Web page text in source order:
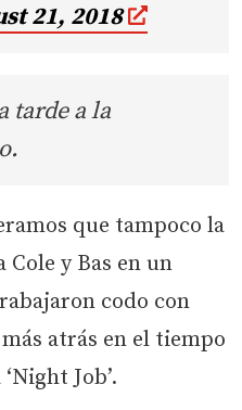
21, 2018
tarde a la
que tampoco la
y Bas en un
codo con
atrás en el tiempo
Job’.